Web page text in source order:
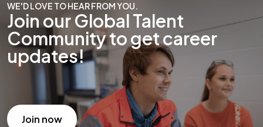
WE'D LOVE TO HEAR FROM YOU.
Join our Global Talent
Community to get career
updates!
Join now